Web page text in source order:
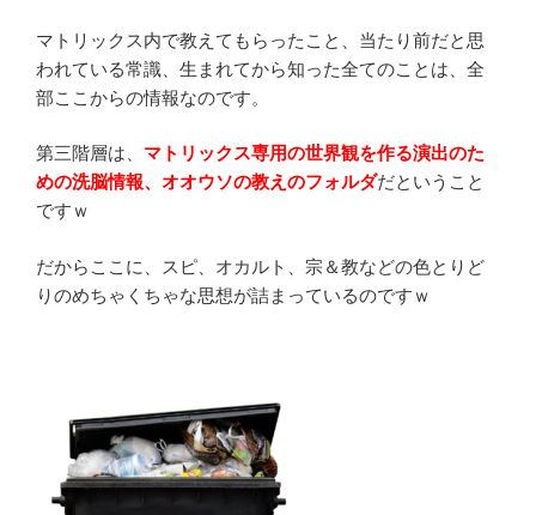
マトリックス内で教えてもらったこと、当たり前だと思
われている常識、生まれてから知った全てのことは、全
部ここからの情報なのです。
第三階層は、 マトリックス専用の世界観を作る演出のた
めの洗脳情報、オオウソの教えのフォルダだということ
ですｗ
だからここに、スピ、オカルト、宗＆教などの色とりど
りのめちゃくちゃな思想が詰まっているのですｗ